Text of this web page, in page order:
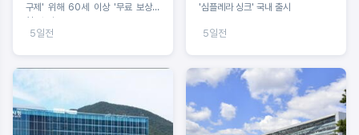
구제' 위해 60세 이상 '무료 보상보
험' 추진
5일전
'심플레라 싱크' 국내 출시
5일전